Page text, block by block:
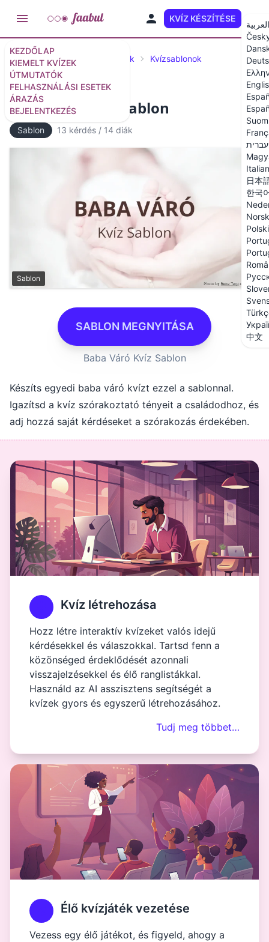
KEZDŐLAP
KIEMELT KVÍZEK
ÚTMUTATÓK
FELHASZNÁLÁSI ESETEK
ÁRAZÁS
BEJELENTKEZÉS
KVÍZ KÉSZÍTÉSE
العربية
עברית
日本
한국
Norsk
Polski
中文
Kiemelt kvízek és kvíz sablonok Kvízsablonok
Baba Váró Kvíz Sablon
Sablon 13 kérdés / 14 diák
Sablon
SABLON MEGNYITÁSA
Baba Váró Kvíz Sablon
Készíts egyedi baba váró kvízt ezzel a sablonnal.
Igazítsd a kvíz szórakoztató tényeit a családodhoz, és
adj hozzá saját kérdéseket a szórakozás érdekében.
Kvíz létrehozása
Hozz létre interaktív kvízeket valós idejű
kérdésekkel és válaszokkal. Tartsd fenn a
közönséged érdeklődését azonnali
visszajelzésekkel és élő ranglistákkal.
Használd az AI asszisztens segítségét a
kvízek gyors és egyszerű létrehozásához.
Tudj meg többet…
Élő kvízjáték vezetése
Vezess egy élő játékot, és figyeld, ahogy a